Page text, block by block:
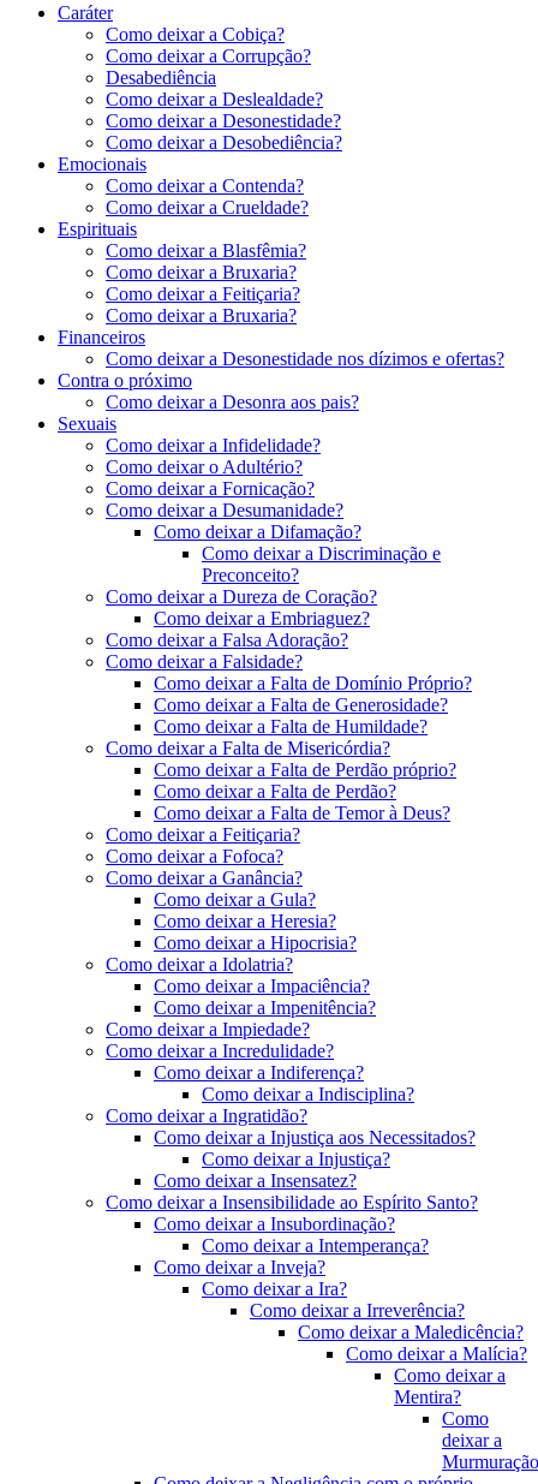
Caráter
Como deixar a Cobiça?
Como deixar a Corrupção?
Desabediência
Como deixar a Deslealdade?
Como deixar a Desonestidade?
Como deixar a Desobediência?
Emocionais
Como deixar a Contenda?
Como deixar a Crueldade?
Espirituais
Como deixar a Blasfêmia?
Como deixar a Bruxaria?
Como deixar a Feitiçaria?
Como deixar a Bruxaria?
Financeiros
Como deixar a Desonestidade nos dízimos e ofertas?
Contra o próximo
Como deixar a Desonra aos pais?
Sexuais
Como deixar a Infidelidade?
Como deixar o Adultério?
Como deixar a Fornicação?
Como deixar a Desumanidade?
Como deixar a Difamação?
Como deixar a Discriminação e
Preconceito?
Como deixar a Dureza de Coração?
Como deixar a Embriaguez?
Como deixar a Falsa Adoração?
Como deixar a Falsidade?
Como deixar a Falta de Domínio Próprio?
Como deixar a Falta de Generosidade?
Como deixar a Falta de Humildade?
Como deixar a Falta de Misericórdia?
Como deixar a Falta de Perdão próprio?
Como deixar a Falta de Perdão?
Como deixar a Falta de Temor à Deus?
Como deixar a Feitiçaria?
Como deixar a Fofoca?
Como deixar a Ganância?
Como deixar a Gula?
Como deixar a Heresia?
Como deixar a Hipocrisia?
Como deixar a Idolatria?
Como deixar a Impaciência?
Como deixar a Impenitência?
Como deixar a Impiedade?
Como deixar a Incredulidade?
Como deixar a Indiferença?
Como deixar a Indisciplina?
Como deixar a Ingratidão?
Como deixar a Injustiça aos Necessitados?
Como deixar a Injustiça?
Como deixar a Insensatez?
Como deixar a Insensibilidade ao Espírito Santo?
Como deixar a Insubordinação?
Como deixar a Intemperança?
Como deixar a Inveja?
Como deixar a Ira?
Como deixar a Irreverência?
Como deixar a Maledicência?
Como deixar a Malícia?
Como deixar a
Mentira?
Como
deixar a